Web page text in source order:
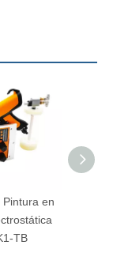
Máquina de Pistola
Pintura en Polvo KF-